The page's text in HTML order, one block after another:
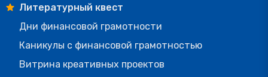
Литературный квест
Дни финансовой грамотности
Каникулы с финансовой грамотностью
Витрина креативных проектов